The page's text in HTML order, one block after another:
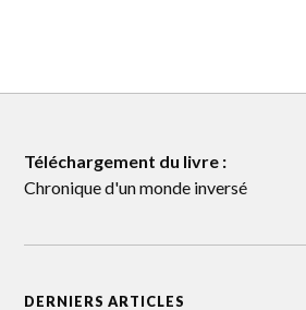
Téléchargement du livre :
Chronique d'un monde inversé
DERNIERS ARTICLES